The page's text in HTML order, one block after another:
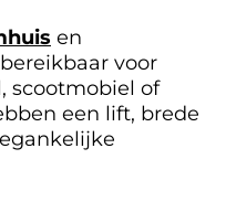
en
voor
scootmobiel of
een lift, brede